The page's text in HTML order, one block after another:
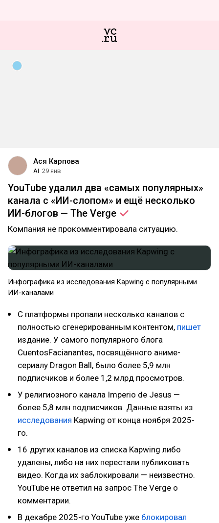
Ася Карпова
AI 29 янв
YouTube удалил два «самых популярных»
канала с «ИИ-слопом» и ещё несколько
ИИ-блогов — The Verge
Компания не прокомментировала ситуацию.
Инфографика из исследования Kapwing с популярными
ИИ-каналами
С платформы пропали несколько каналов с
полностью сгенерированным контентом, пишет
издание. У самого популярного блога
CuentosFacianantes, посвящённого аниме-
сериалу Dragon Ball, было более 5,9 млн
подписчиков и более 1,2 млрд просмотров.
У религиозного канала Imperio de Jesus —
более 5,8 млн подписчиков. Данные взяты из
исследования Kapwing от конца ноября 2025-
го.
16 других каналов из списка Kapwing либо
удалены, либо на них перестали публиковать
видео. Когда их заблокировали — неизвестно.
YouTube не ответил на запрос The Verge о
комментарии.
В декабре 2025-го YouTube уже блокировал